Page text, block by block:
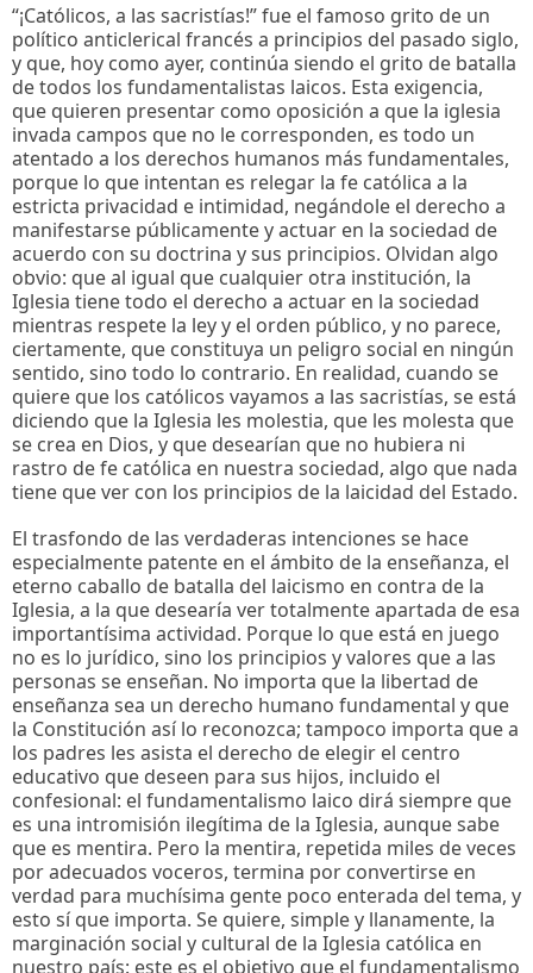
“¡Católicos, a las sacristías!” fue el famoso grito de un
político anticlerical francés a principios del pasado siglo,
y que, hoy como ayer, continúa siendo el grito de batalla
de todos los fundamentalistas laicos. Esta exigencia,
que quieren presentar como oposición a que la iglesia
invada campos que no le corresponden, es todo un
atentado a los derechos humanos más fundamentales,
porque lo que intentan es relegar la fe católica a la
estricta privacidad e intimidad, negándole el derecho a
manifestarse públicamente y actuar en la sociedad de
acuerdo con su doctrina y sus principios. Olvidan algo
obvio: que al igual que cualquier otra institución, la
Iglesia tiene todo el derecho a actuar en la sociedad
mientras respete la ley y el orden público, y no parece,
ciertamente, que constituya un peligro social en ningún
sentido, sino todo lo contrario. En realidad, cuando se
quiere que los católicos vayamos a las sacristías, se está
diciendo que la Iglesia les molestia, que les molesta que
se crea en Dios, y que desearían que no hubiera ni
rastro de fe católica en nuestra sociedad, algo que nada
tiene que ver con los principios de la laicidad del Estado.
El trasfondo de las verdaderas intenciones se hace
especialmente patente en el ámbito de la enseñanza, el
eterno caballo de batalla del laicismo en contra de la
Iglesia, a la que desearía ver totalmente apartada de esa
importantísima actividad. Porque lo que está en juego
no es lo jurídico, sino los principios y valores que a las
personas se enseñan. No importa que la libertad de
enseñanza sea un derecho humano fundamental y que
la Constitución así lo reconozca; tampoco importa que a
los padres les asista el derecho de elegir el centro
educativo que deseen para sus hijos, incluido el
confesional: el fundamentalismo laico dirá siempre que
es una intromisión ilegítima de la Iglesia, aunque sabe
que es mentira. Pero la mentira, repetida miles de veces
por adecuados voceros, termina por convertirse en
verdad para muchísima gente poco enterada del tema, y
esto sí que importa. Se quiere, simple y llanamente, la
marginación social y cultural de la Iglesia católica en
nuestro país: este es el objetivo que el fundamentalismo